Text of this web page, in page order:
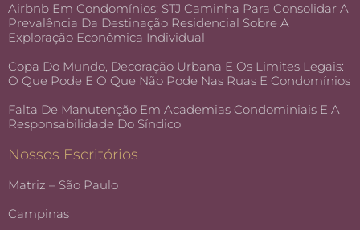
Airbnb Em Condomínios: STJ Caminha Para Consolidar A
Prevalência Da Destinação Residencial Sobre A
Exploração Econômica Individual
Copa Do Mundo, Decoração Urbana E Os Limites Legais:
O Que Pode E O Que Não Pode Nas Ruas E Condomínios
Falta De Manutenção Em Academias Condominiais E A
Responsabilidade Do Síndico
Nossos Escritórios
Matriz – São Paulo
Campinas